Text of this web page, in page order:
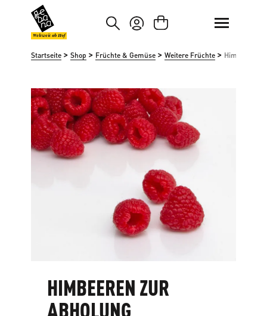
Hauptinhalt springen
Zur Suche springen
Weltweit ab Hof
Startseite > Shop > Früchte & Gemüse > Weitere Früchte > Himbeeren
Bildergalerie überspringen
HIMBEEREN ZUR
ABHOLUNG